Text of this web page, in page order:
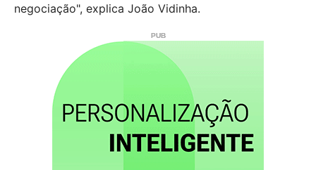
negociação", explica João Vidinha.